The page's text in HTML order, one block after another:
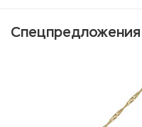
Спецпредложения